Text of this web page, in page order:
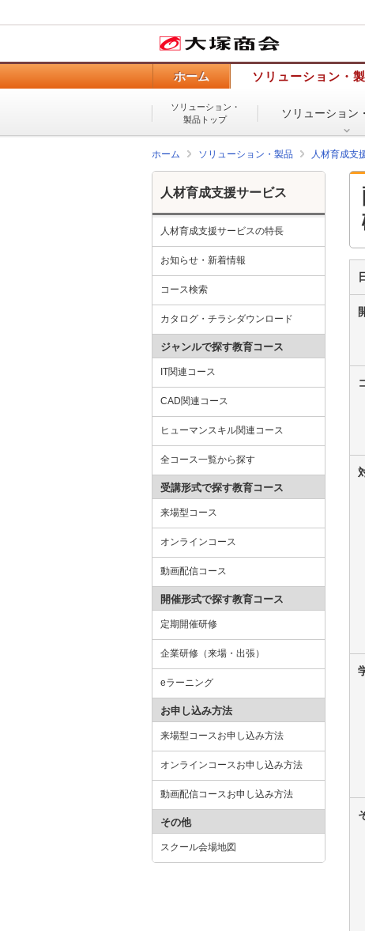
ホーム ソリューション・
ソリューション・
製品トップ
ソリューション・
ホーム ソリューション・製品 人材育成支
人材育成支援サービス
人材育成支援サービスの特長
お知らせ・新着情報
コース検索
カタログ・チラシダウンロード
ジャンルで探す教育コース
IT関連コース
CAD関連コース
ヒューマンスキル関連コース
全コース一覧から探す
受講形式で探す教育コース
来場型コース
オンラインコース
動画配信コース
開催形式で探す教育コース
定期開催研修
企業研修（来場・出張）
eラーニング
お申し込み方法
来場型コースお申し込み方法
オンラインコースお申し込み方法
動画配信コースお申し込み方法
その他
スクール会場地図